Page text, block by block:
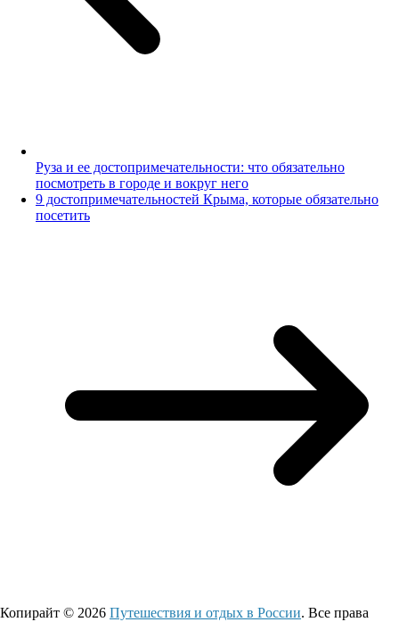
Руза и ее достопримечательности: что обязательно
посмотреть в городе и вокруг него
9 достопримечательностей Крыма, которые обязательно
посетить
Копирайт © 2026 Путешествия и отдых в России. Все права